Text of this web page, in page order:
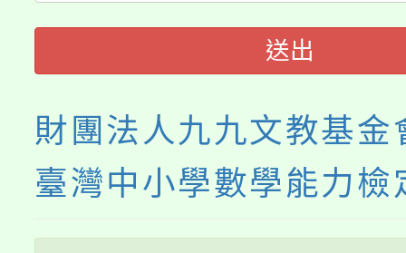
程，歡迎學生輔導中心
系所師生報名參加。
送出
財團法人九九文教基金
臺灣中小學數學能力檢